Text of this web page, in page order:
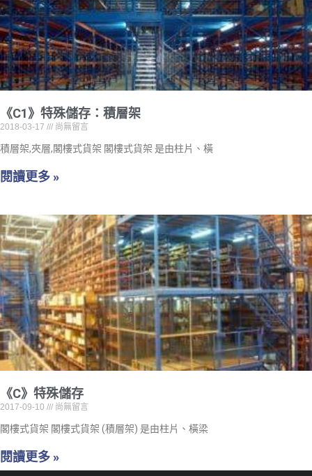
《C1》特殊儲存：積層架
2018-03-17 尚無留言
積層架,夾層,閣樓式貨架 閣樓式貨架 是由柱片、橫
閱讀更多 »
《C》特殊儲存
2017-09-10 尚無留言
閣樓式貨架 閣樓式貨架 (積層架) 是由柱片、橫梁
閱讀更多 »